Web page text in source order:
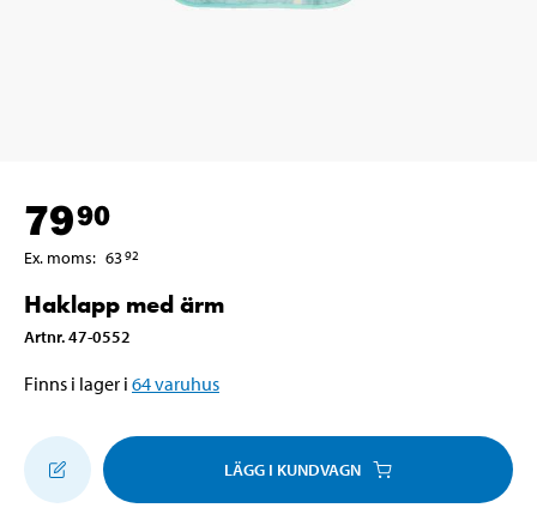
7990
Ex. moms: 6392
Haklapp med ärm
Artnr.47-0552
Finns i lager i 64varuhus
LÄGG I KUNDVAGN